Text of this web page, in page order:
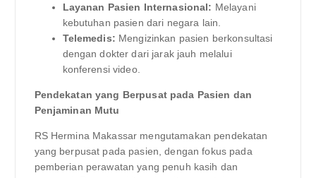
Layanan Pasien Internasional: Melayani
kebutuhan pasien dari negara lain.
Telemedis: Mengizinkan pasien berkonsultasi
dengan dokter dari jarak jauh melalui
konferensi video.
Pendekatan yang Berpusat pada Pasien dan
Penjaminan Mutu
RS Hermina Makassar mengutamakan pendekatan
yang berpusat pada pasien, dengan fokus pada
pemberian perawatan yang penuh kasih dan